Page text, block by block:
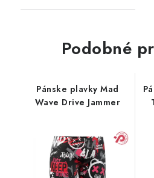
Podobné
Pánske plavky Mad
Wave Drive Jammer